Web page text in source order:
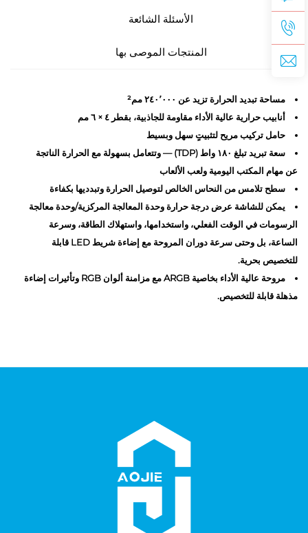
الأسئلة الشائعة
المنتجات الموصى بها
مساحة تبديد الحرارة تزيد عن ٢٤٠٬٠٠٠ مم²
أنابيب حرارية عالية الأداء مقاومة للجاذبية، بقطر ٤ × ٦ مم
حامل تركيب مريح لتثبيتٍ سهل وبسيط
سعة تبريد تبلغ ١٨٠ واط (TDP) — وتتعامل بسهولة مع الحرارة الناتجة
عن مهام المكتب اليومية ولعب الألعاب
سطح تلامس من النحاس الخالص لتوصيل الحرارة وتبدديها بكفاءة
يمكن للشاشة عرض درجة حرارة وحدة المعالجة المركزية/وحدة معالجة
الرسومات في الوقت الفعلي، واستخدامها، واستهلاك الطاقة، وسرعة
الساعة، بل وحتى سرعة دوران المروحة مع إضاءة شريط LED قابلة
للتخصيص بحرية.
مروحة عالية الأداء بخاصية ARGB مع مزامنة ألوان RGB وتأثيرات إضاءة
مذهلة قابلة للتخصيص.